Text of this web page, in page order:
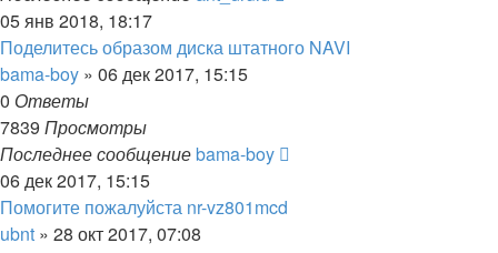
05 янв 2018, 18:17
Поделитесь образом диска штатного NAVI
bama-boy » 06 дек 2017, 15:15
0 Ответы
7839 Просмотры
Последнее сообщениеbama-boy
06 дек 2017, 15:15
Помогите пожалуйста nr-vz801mcd
ubnt » 28 окт 2017, 07:08